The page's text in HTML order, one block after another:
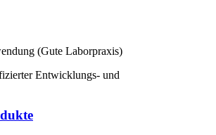
(Gute Laborpraxis)
Entwicklungs- und